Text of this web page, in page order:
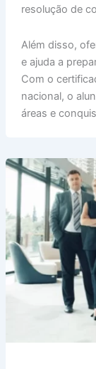
resolução de
Além disso,
e ajuda a
Com o
nacional, o
áreas e